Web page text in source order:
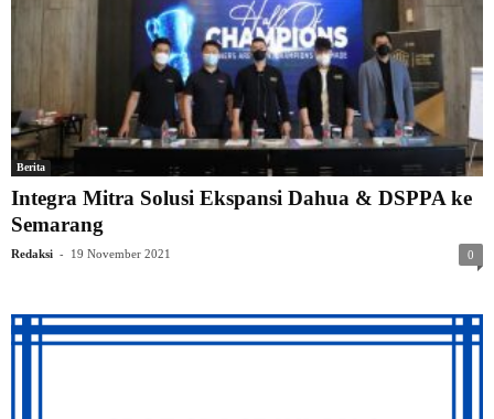
Berita
Integra Mitra Solusi Ekspansi Dahua & DSPPA ke
Semarang
Redaksi - 19 November 2021 0